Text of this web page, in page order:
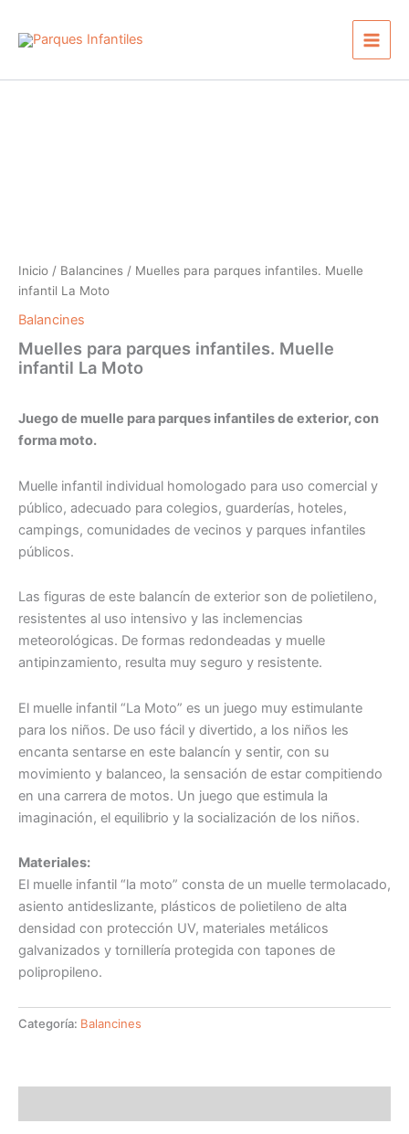
Main
Inicio / Balancines / Muelles para parques infantiles. Muelle
infantil La Moto
Balancines
Muelles para parques infantiles. Muelle
infantil La Moto
Juego de muelle para parques infantiles de exterior, con
forma moto.
Muelle infantil individual homologado para uso comercial y
público, adecuado para colegios, guarderías, hoteles,
campings, comunidades de vecinos y parques infantiles
públicos.
Las figuras de este balancín de exterior son de polietileno,
resistentes al uso intensivo y las inclemencias
meteorológicas. De formas redondeadas y muelle
antipinzamiento, resulta muy seguro y resistente.
El muelle infantil “La Moto” es un juego muy estimulante
para los niños. De uso fácil y divertido, a los niños les
encanta sentarse en este balancín y sentir, con su
movimiento y balanceo, la sensación de estar compitiendo
en una carrera de motos. Un juego que estimula la
imaginación, el equilibrio y la socialización de los niños.
Materiales:
El muelle infantil “la moto” consta de un muelle termolacado,
asiento antideslizante, plásticos de polietileno de alta
densidad con protección UV, materiales metálicos
galvanizados y tornillería protegida con tapones de
polipropileno.
Categoría: Balancines